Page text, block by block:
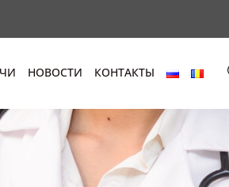
НОВОСТИ КОНТАКТЫ